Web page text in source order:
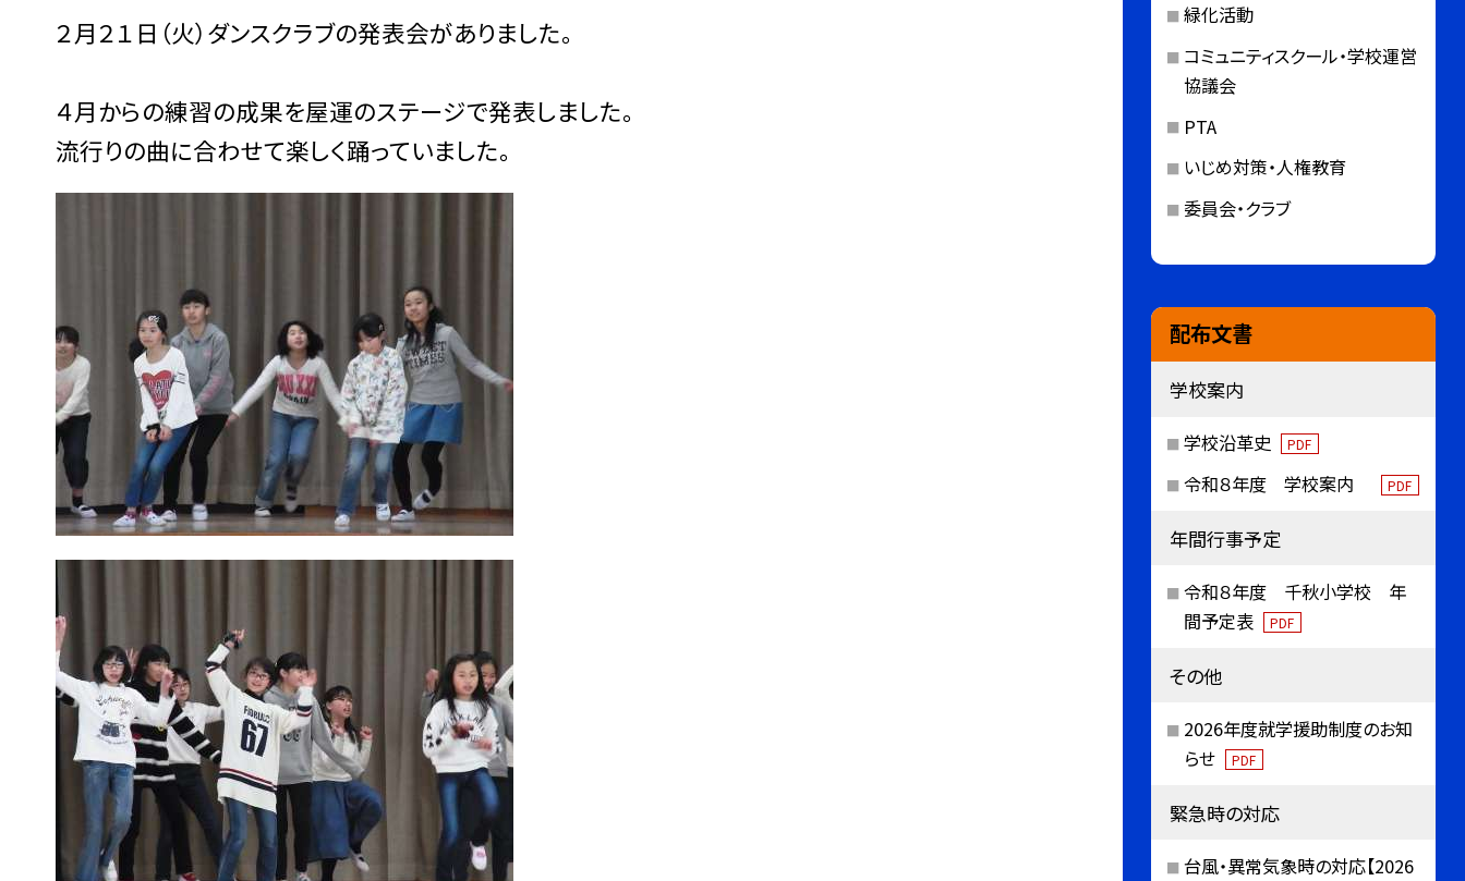
２月２１日（火）ダンスクラブの発表会がありました。
４月からの練習の成果を屋運のステージで発表しました。
流行りの曲に合わせて楽しく踊っていました。
緑化活動
コミュニティスクール・学校運営
協議会
PTA
いじめ対策・人権教育
委員会・クラブ
配布文書
学校案内
学校沿革史 PDF
令和８年度 学校案内 PDF
年間行事予定
令和８年度 千秋小学校 年
間予定表
PDF
その他
2026年度就学援助制度のお知
らせ
PDF
緊急時の対応
台風・異常気象時の対応【2026